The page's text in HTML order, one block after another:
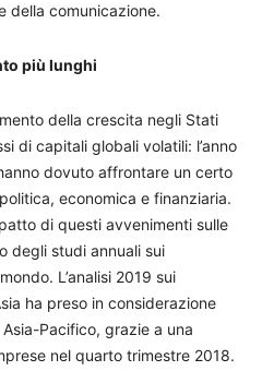
della comunicazione.
più lunghi
della crescita negli Stati
di capitali globali volatili: l’anno
dovuto affrontare un certo
economica e finanziaria.
di questi avvenimenti sulle
degli studi annuali sui
L’analisi 2019 sui
ha preso in considerazione
Pacifico, grazie a una
nel quarto trimestre 2018.